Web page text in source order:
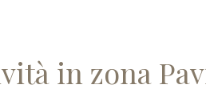
in zona